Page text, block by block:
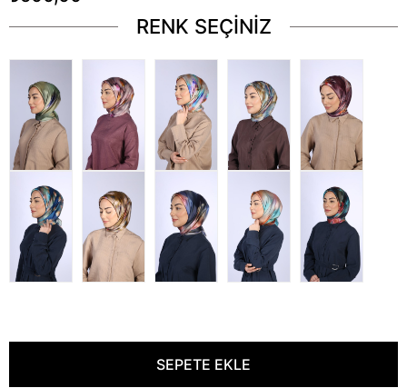
RENK SEÇİNİZ